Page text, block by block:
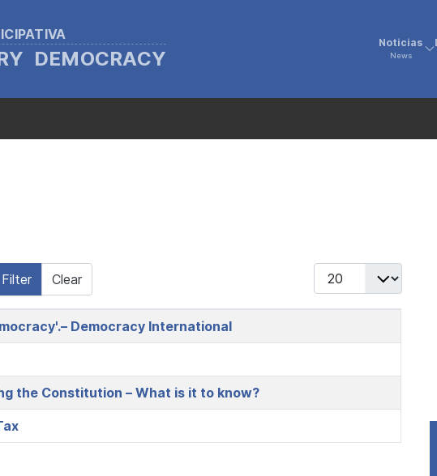
DEMOCRACY
Noticias
News
Filter Clear Display #
Democracy International
the Constitution – What is it to know?